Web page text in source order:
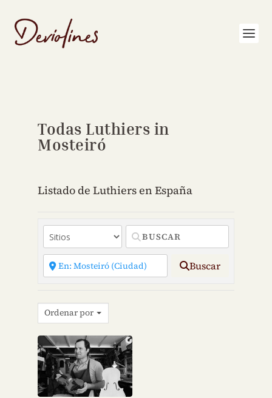
Todas Luthiers in
Mosteiró
Listado de Luthiers en España
Buscar
Ordenar por